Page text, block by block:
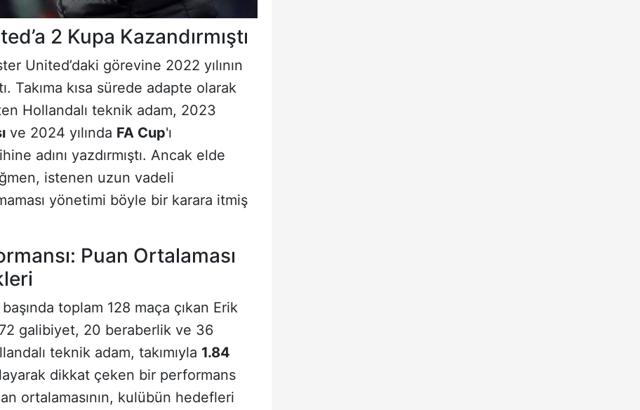
2 Kupa Kazandırmıştı
United’daki görevine 2022 yılının
Takıma kısa sürede adapte olarak
Hollandalı teknik adam, 2023
ve 2024 yılında FA Cup'ı
adını yazdırmıştı. Ancak elde
istenen uzun vadeli
yönetimi böyle bir karara itmiş
Puan Ortalaması
başında toplam 128 maça çıkan Erik
galibiyet, 20 beraberlik ve 36
teknik adam, takımıyla 1.84
dikkat çeken bir performans
ortalamasının, kulübün hedefleri